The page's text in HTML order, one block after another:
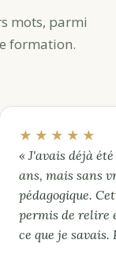
mots, parmi
formation.
★★★★★
« J'avais déjà
ans, mais sans
pédagogique.
permis de relire
ce que je savais.